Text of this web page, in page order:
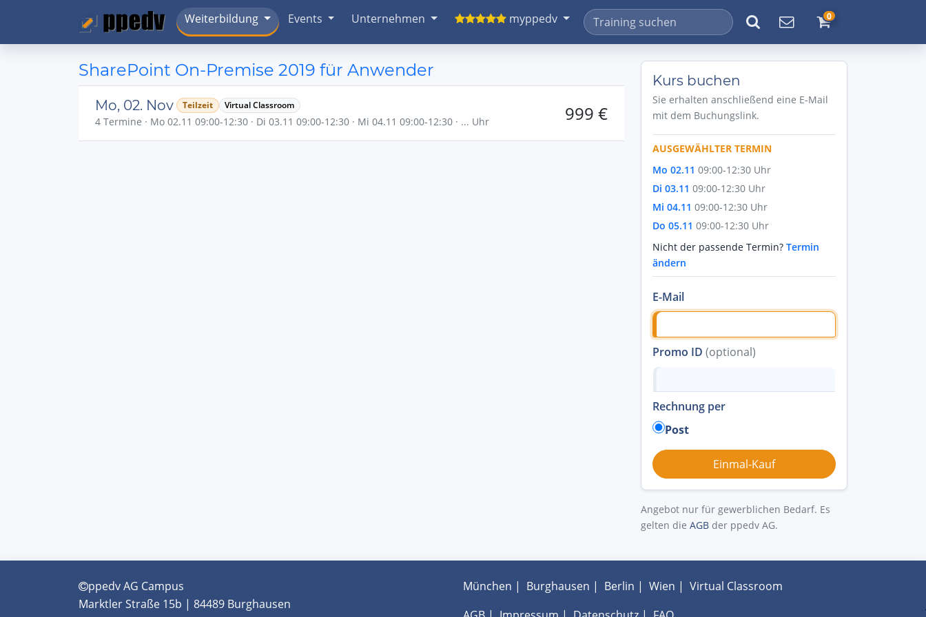
Weiterbildung Events Unternehmen myppedv 0
SharePoint On-Premise 2019 für Anwender
Mo, 02. Nov Teilzeit Virtual Classroom
4 Termine · Mo 02.11 09:00-12:30 · Di 03.11 09:00-12:30 · Mi 04.11 09:00-12:30 · ... Uhr 999 €
Kurs buchen
Sie erhalten anschließend eine E-Mail
mit dem Buchungslink.
AUSGEWÄHLTER TERMIN
Mo 02.11 09:00-12:30 Uhr
Di 03.11 09:00-12:30 Uhr
Mi 04.11 09:00-12:30 Uhr
Do 05.11 09:00-12:30 Uhr
Nicht der passende Termin? Termin
ändern
E-Mail
Promo ID (optional)
Rechnung per
Post
Angebot nur für gewerblichen Bedarf. Es
gelten die AGB der ppedv AG.
ppedv AG Campus
Marktler Straße 15b | 84489 Burghausen
München | Burghausen | Berlin | Wien | Virtual Classroom